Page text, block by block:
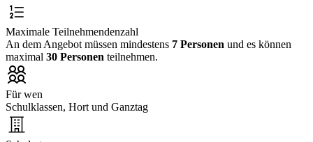
Maximale Teilnehmendenzahl
An dem Angebot müssen mindestens 7 Personen und es können
maximal 30 Personen teilnehmen.
Für wen
Schulklassen, Hort und Ganztag